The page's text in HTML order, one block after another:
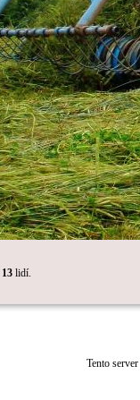
13 lidí.
Tento